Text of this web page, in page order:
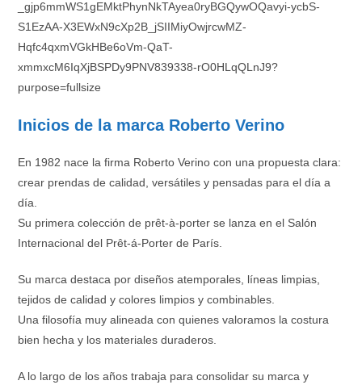
Inicios de la marca Roberto Verino
En 1982 nace la firma Roberto Verino con una propuesta clara:
crear prendas de calidad, versátiles y pensadas para el día a
día.
Su primera colección de prêt-à-porter se lanza en el Salón
Internacional del Prêt-á-Porter de París.
Su marca destaca por diseños atemporales, líneas limpias,
tejidos de calidad y colores limpios y combinables.
Una filosofía muy alineada con quienes valoramos la costura
bien hecha y los materiales duraderos.
A lo largo de los años trabaja para consolidar su marca y